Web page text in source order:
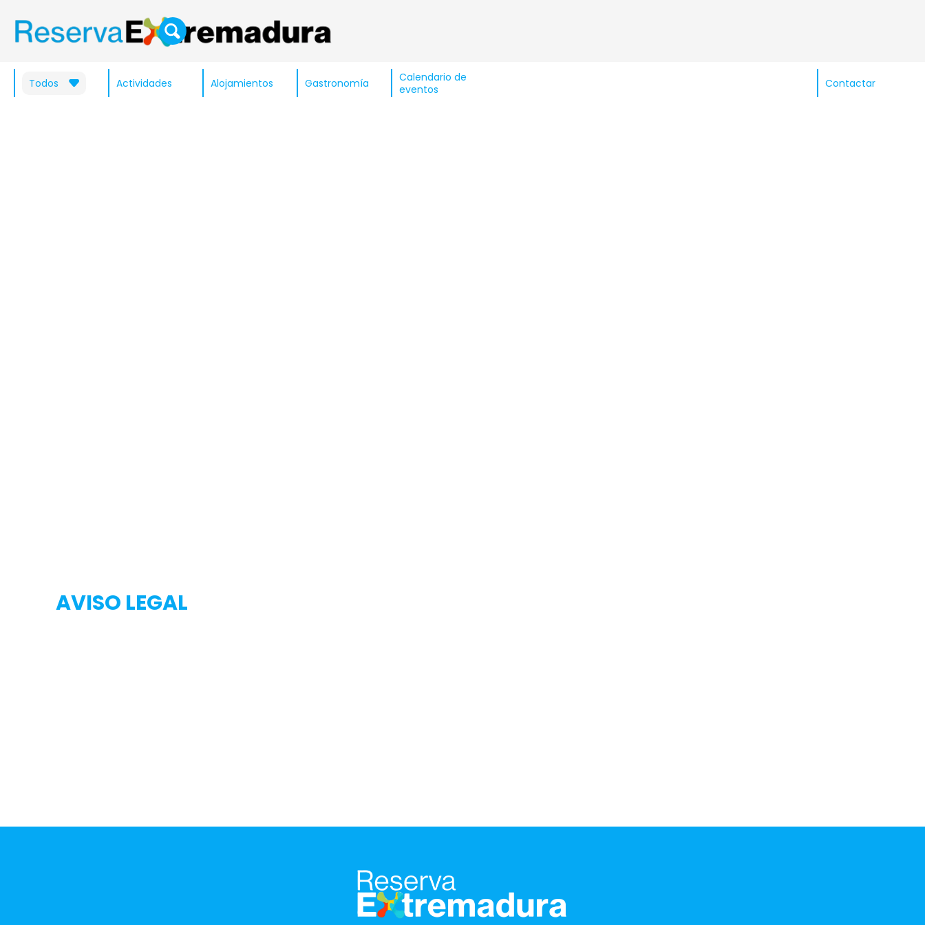
Todos Actividades Alojamientos Gastronomía
Calendario de
eventos
Contactar
AVISO LEGAL